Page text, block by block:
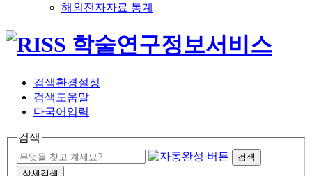
해외전자자료 통계
검색환경설정
검색도움말
다국어입력
검색
검색
상세검색